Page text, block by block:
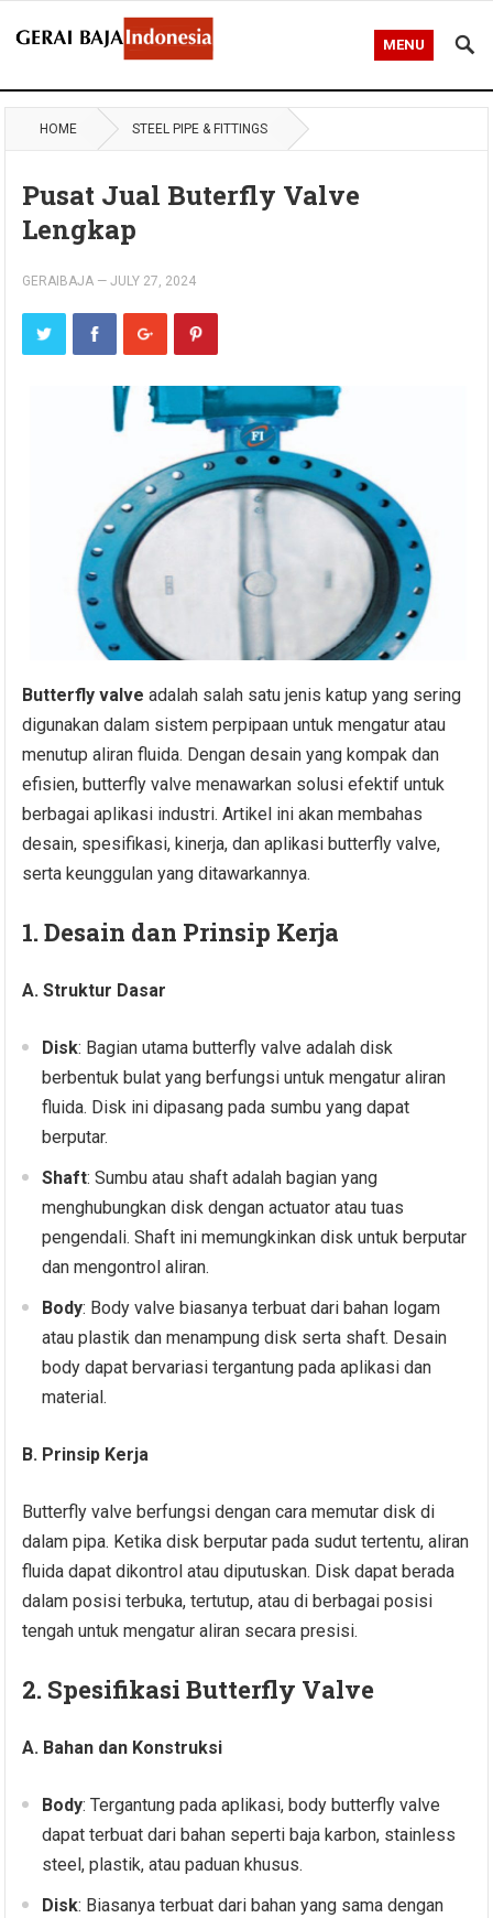
MENU
HOME STEEL PIPE & FITTINGS
Pusat Jual Buterfly Valve
Lengkap
GERAIBAJA —JULY 27, 2024
Butterfly valve adalah salah satu jenis katup yang sering
digunakan dalam sistem perpipaan untuk mengatur atau
menutup aliran fluida. Dengan desain yang kompak dan
efisien, butterfly valve menawarkan solusi efektif untuk
berbagai aplikasi industri. Artikel ini akan membahas
desain, spesifikasi, kinerja, dan aplikasi butterfly valve,
serta keunggulan yang ditawarkannya.
1. Desain dan Prinsip Kerja
A. Struktur Dasar
Disk: Bagian utama butterfly valve adalah disk
berbentuk bulat yang berfungsi untuk mengatur aliran
fluida. Disk ini dipasang pada sumbu yang dapat
berputar.
Shaft: Sumbu atau shaft adalah bagian yang
menghubungkan disk dengan actuator atau tuas
pengendali. Shaft ini memungkinkan disk untuk berputar
dan mengontrol aliran.
Body: Body valve biasanya terbuat dari bahan logam
atau plastik dan menampung disk serta shaft. Desain
body dapat bervariasi tergantung pada aplikasi dan
material.
B. Prinsip Kerja
Butterfly valve berfungsi dengan cara memutar disk di
dalam pipa. Ketika disk berputar pada sudut tertentu, aliran
fluida dapat dikontrol atau diputuskan. Disk dapat berada
dalam posisi terbuka, tertutup, atau di berbagai posisi
tengah untuk mengatur aliran secara presisi.
2. Spesifikasi Butterfly Valve
A. Bahan dan Konstruksi
Body: Tergantung pada aplikasi, body butterfly valve
dapat terbuat dari bahan seperti baja karbon, stainless
steel, plastik, atau paduan khusus.
Disk: Biasanya terbuat dari bahan yang sama dengan